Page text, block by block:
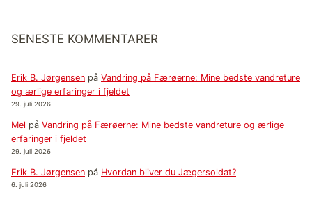
SENESTE KOMMENTARER
Erik B. Jørgensen på Vandring på Færøerne: Mine bedste vandreture
og ærlige erfaringer i fjeldet
29. juli 2026
Mel på Vandring på Færøerne: Mine bedste vandreture og ærlige
erfaringer i fjeldet
29. juli 2026
Erik B. Jørgensen på Hvordan bliver du Jægersoldat?
6. juli 2026